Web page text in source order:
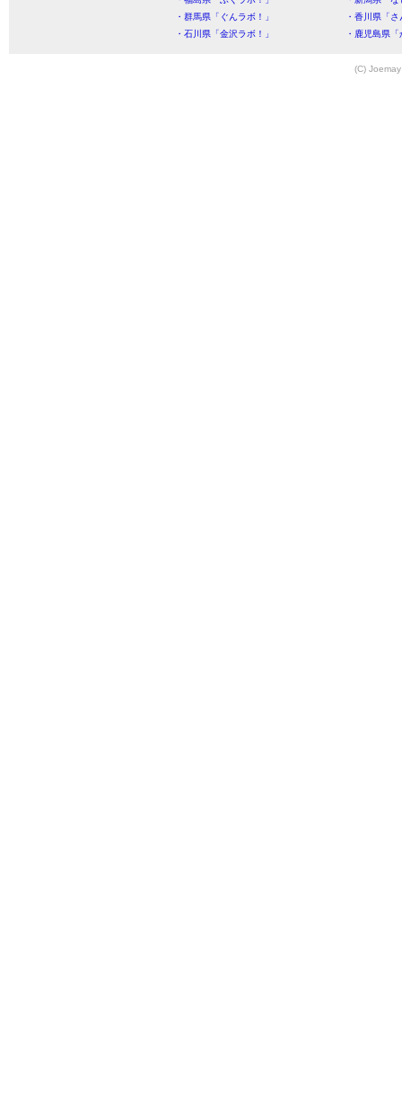
・群馬県「ぐんラボ！」
・香川県「
・石川県「金沢ラボ！」
・鹿児島県
(C)